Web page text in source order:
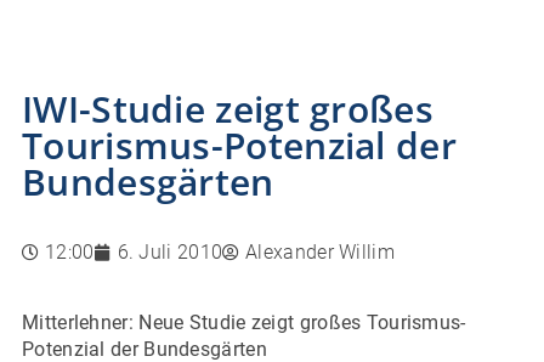
IWI-Studie zeigt großes
Tourismus-Potenzial der
Bundesgärten
12:00 6. Juli 2010 Alexander Willim
Mitterlehner: Neue Studie zeigt großes Tourismus-
Potenzial der Bundesgärten